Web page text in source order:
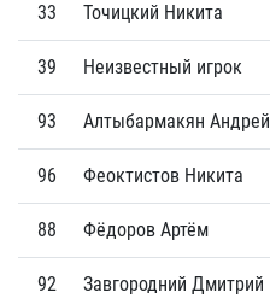
33 Точицкий Никита
39 Неизвестный игрок
93 Алтыбармакян Андрей
96 Феоктистов Никита
88 Фёдоров Артём
92 Завгородний Дмитрий